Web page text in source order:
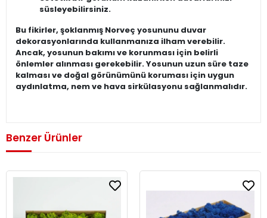
süsleyebilirsiniz.
Bu fikirler, şoklanmış Norveç yosununu duvar
dekorasyonlarında kullanmanıza ilham verebilir.
Ancak, yosunun bakımı ve korunması için belirli
önlemler alınması gerekebilir. Yosunun uzun süre taze
kalması ve doğal görünümünü koruması için uygun
aydınlatma, nem ve hava sirkülasyonu sağlanmalıdır.
Benzer Ürünler